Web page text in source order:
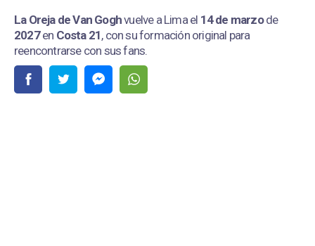
La Oreja de Van Goghvuelve a Lima el 14 de marzode
2027en Costa 21, con su formación original para
reencontrarse con sus fans.